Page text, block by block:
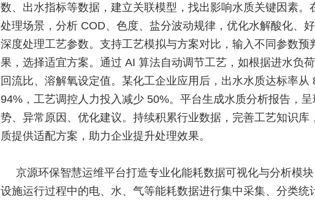
数、出水指标等数据，建立关联模型，找出影响水质关键因素。
处理场景，分析 COD、色度、盐分波动规律，优化水解酸化、好
深度处理工艺参数。支持工艺模拟与方案对比，输入不同参数预
果，选择适宜方案。通过 AI 算法自动调节工艺，如根据进水负
回流比、溶解氧设定值。某化工企业应用后，出水水质达标率从
94%，工艺调控人力投入减少 50%。平台生成水质分析报告，呈
势、异常原因、优化建议。持续积累行业数据，完善工艺知识库
质提供适配方案，助力企业提升处理效果。
京源环保智慧运维平台打造专业化能耗数据可视化与分析模
设施运行过程中的电、水、气等能耗数据进行集中采集、分类统